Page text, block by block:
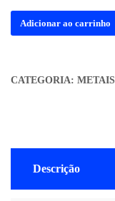
Adicionar ao carrinho
CATEGORIA: METAIS
Descrição